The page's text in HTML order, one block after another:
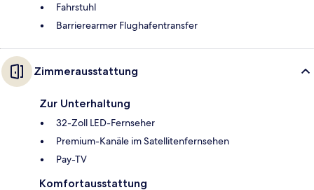
Fahrstuhl
Barrierearmer Flughafentransfer
Zimmerausstattung
Zur Unterhaltung
32-Zoll LED-Fernseher
Premium-Kanäle im Satellitenfernsehen
Pay-TV
Komfortausstattung